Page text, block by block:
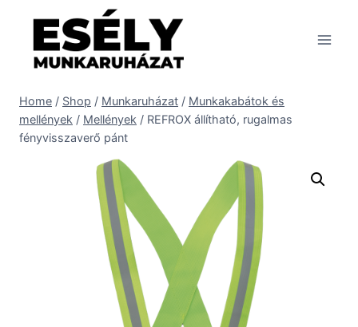
content
Home / Shop / Munkaruházat / Munkakabátok és
mellények / Mellények / REFROX állítható, rugalmas
fényvisszaverő pánt